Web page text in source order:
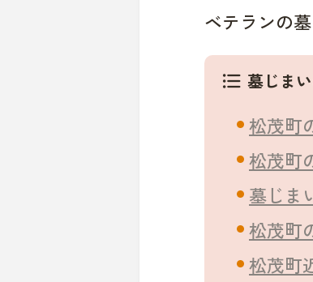
ベテランの
format_list_bulleted 墓じま
松茂町
松茂町
墓じま
松茂町
松茂町